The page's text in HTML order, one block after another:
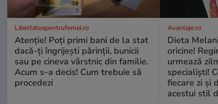
Libertateapentrufemei.ro
Atenție! Poți primi bani de la stat
dacă-ți îngrijești părinții, bunicii
sau pe cineva vârstnic din familie.
Acum s-a decis! Cum trebuie să
procedezi
Avantaje.ro
Dieta
oricine!
urmează
specialiști!
fiecare zi și
acestui stil